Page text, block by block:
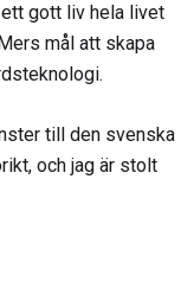
ett gott liv hela livet
mål att skapa
till den svenska
och jag är stolt